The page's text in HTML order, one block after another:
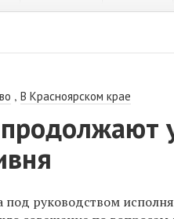
,В Красноярском крае
руководством